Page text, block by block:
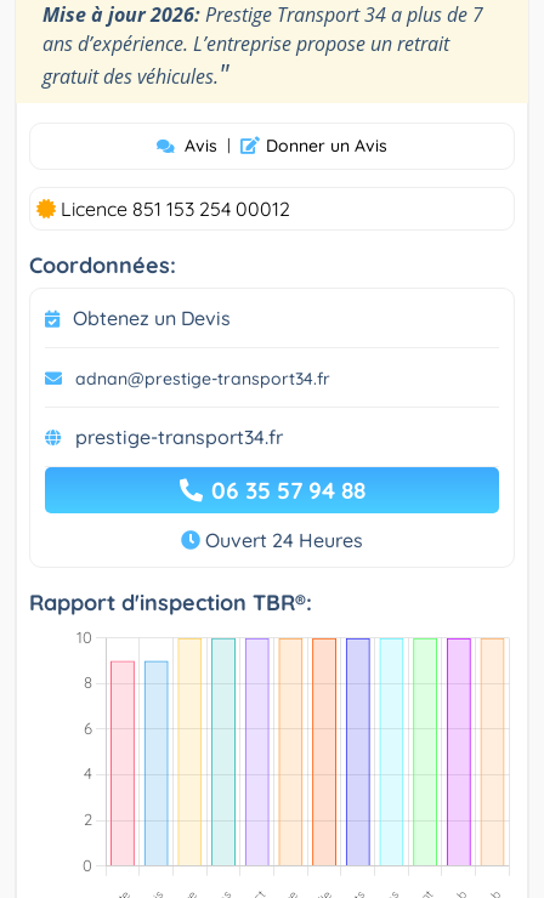
Mise à jour 2026:Prestige Transport 34 a plus de 7
ans d’expérience. L’entreprise propose un retrait
gratuit des véhicules."
Avis | Donner un Avis
Licence 851 153 254 00012
Coordonnées:
Obtenez un Devis
adnan@prestige-transport34.fr
prestige-transport34.fr
06 35 57 94 88
Ouvert 24 Heures
Rapport d'inspection TBR®: